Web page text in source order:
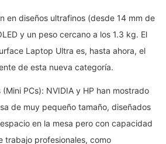
en diseños ultrafinos (desde 14 mm de
y un peso cercano a los 1.3 kg. El
Laptop Ultra es, hasta ahora, el
de esta nueva categoría.
PCs): NVIDIA y HP han mostrado
de muy pequeño tamaño, diseñados
en la mesa pero con capacidad
trabajo profesionales, como